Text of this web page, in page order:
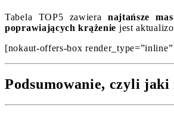
Tabela TOP5 zawiera najtańsze
poprawiających krążenie jest
[nokaut-offers-box render_type=”inline”
Podsumowanie, czyli